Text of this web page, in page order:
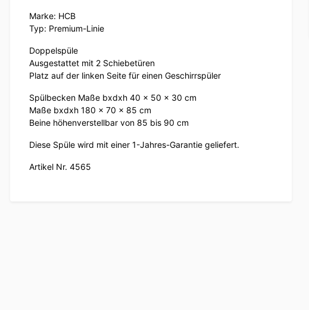
Marke: HCB
Typ: Premium-Linie
Doppelspüle
Ausgestattet mit 2 Schiebetüren
Platz auf der linken Seite für einen Geschirrspüler
Spülbecken Maße bxdxh 40 x 50 x 30 cm
Maße bxdxh 180 x 70 x 85 cm
Beine höhenverstellbar von 85 bis 90 cm
Diese Spüle wird mit einer 1-Jahres-Garantie geliefert.
Artikel Nr. 4565